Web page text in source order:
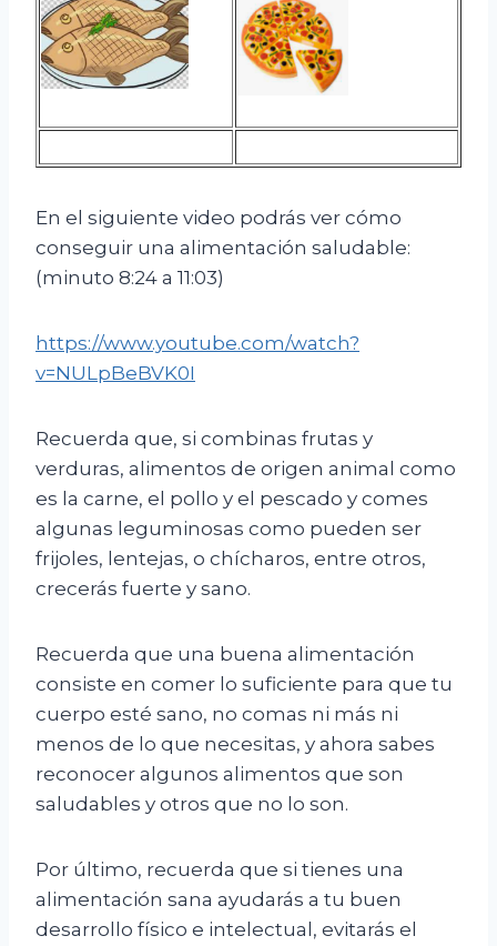
En el siguiente video podrás ver cómo
conseguir una alimentación saludable:
(minuto 8:24 a 11:03)
https://www.youtube.com/watch?
v=NULpBeBVK0I
Recuerda que, si combinas frutas y
verduras, alimentos de origen animal como
es la carne, el pollo y el pescado y comes
algunas leguminosas como pueden ser
frijoles, lentejas, o chícharos, entre otros,
crecerás fuerte y sano.
Recuerda que una buena alimentación
consiste en comer lo suficiente para que tu
cuerpo esté sano, no comas ni más ni
menos de lo que necesitas, y ahora sabes
reconocer algunos alimentos que son
saludables y otros que no lo son.
Por último, recuerda que si tienes una
alimentación sana ayudarás a tu buen
desarrollo físico e intelectual, evitarás el